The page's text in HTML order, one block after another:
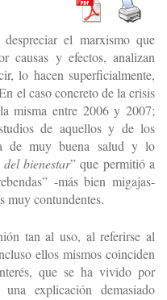
el marxismo que
causas y efectos, analizan
lo hacen superficialmente,
el caso concreto de la crisis
misma entre 2006 y 2007;
de aquellos y de los
de muy buena salud y lo
bienestar” que permitió a
-más bien migajas-
muy contundentes.
tan al uso, al referirse al
ellos mismos coinciden
que se ha vivido por
explicación demasiado